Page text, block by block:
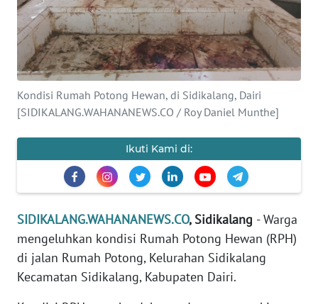
Kondisi Rumah Potong Hewan, di Sidikalang, Dairi
[SIDIKALANG.WAHANANEWS.CO / Roy Daniel Munthe]
Ikuti Kami di:
SIDIKALANG.WAHANANEWS.CO, Sidikalang - Warga
mengeluhkan kondisi Rumah Potong Hewan (RPH)
di jalan Rumah Potong, Kelurahan Sidikalang
Kecamatan Sidikalang, Kabupaten Dairi.
INDEKS
BERITA
KONTAK
KAMI
KAMI
PEDOMAN
MEDIA
SIBER
REDAKSI